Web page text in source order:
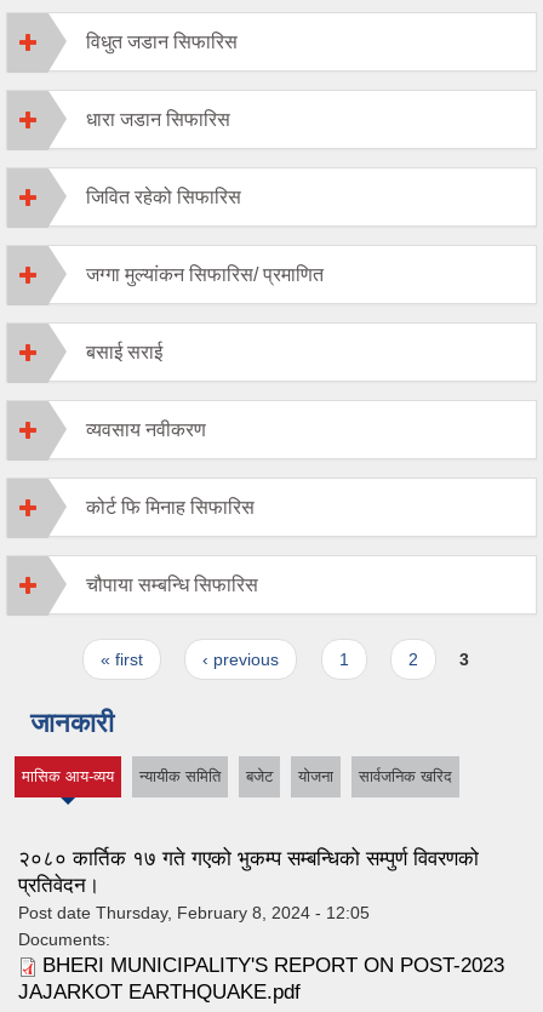
विधुत जडान सिफारिस
धारा जडान सिफारिस
जिवित रहेको सिफारिस
जग्गा मुल्यांकन सिफारिस/ प्रमाणित
बसाई सराई
व्यवसाय नवीकरण
कोर्ट फि मिनाह सिफारिस
चौपाया सम्बन्धि सिफारिस
Pages« first ‹ previous 1 2 3
जानकारी
मासिक आय-व्यय न्यायीक समिति बजेट योजना सार्वजनिक खरिद
२०८० कार्तिक १७ गते गएको भुकम्प सम्बन्धिको सम्पुर्ण विवरणको
प्रतिवेदन।
Post date Thursday, February 8, 2024 - 12:05
Documents:
BHERI MUNICIPALITY'S REPORT ON POST-2023
JAJARKOT EARTHQUAKE.pdf